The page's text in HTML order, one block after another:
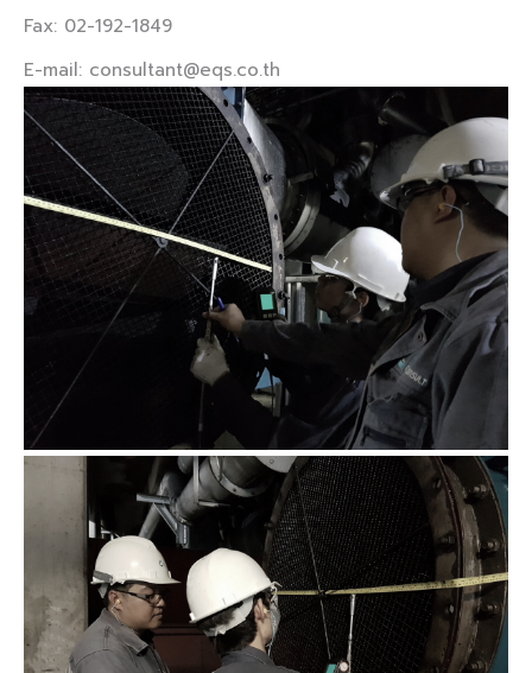
Fax: 02-192-1849
E-mail: consultant@eqs.co.th